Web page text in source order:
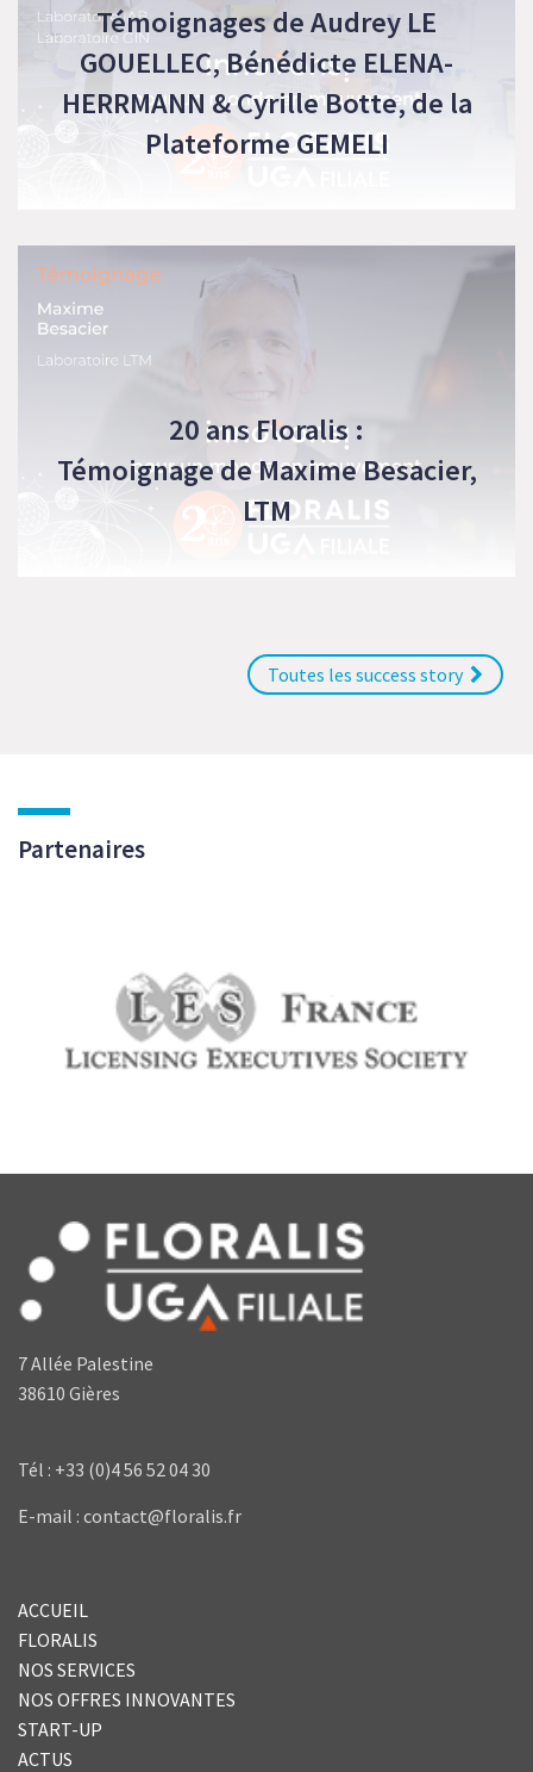
Témoignages de Audrey LE
GOUELLEC, Bénédicte ELENA-
HERRMANN & Cyrille Botte, de la
Plateforme GEMELI
Découvrez les témoignages des responsables
scientifiques des 3 plateaux de la Plateforme
20 ans Floralis :
Témoignage de Maxime Besacier,
LTM
Microélectronique (LTM) et enseignant-chercheur
Toutes les success story
Partenaires
7 Allée Palestine
38610 Gières
Tél : +33 (0)4 56 52 04 30
E-mail : contact@floralis.fr
ACCUEIL
FLORALIS
NOS SERVICES
NOS OFFRES INNOVANTES
START-UP
ACTUS